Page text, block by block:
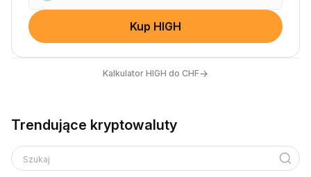
Kup HIGH
Kalkulator HIGH do CHF→
Trendujące kryptowaluty
Szukaj